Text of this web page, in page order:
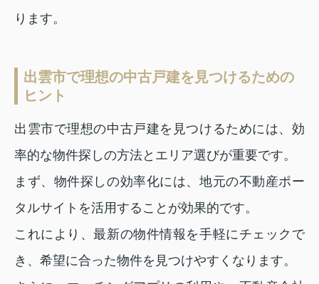
ります。
出雲市で理想の中古戸建を見つけるための
ヒント
出雲市で理想の中古戸建を見つけるためには、効
率的な物件探しの方法とエリア選びが重要です。
ま ず、物件探しの効率化には、地元の不動産ポー
タルサイトを活用することが効果的です。
これにより、最新の物件情報を手軽にチェックで
き、希望に合った物件を見つけやすくなります。